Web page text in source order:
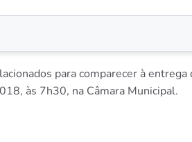
para comparecer à entrega
às 7h30, na Câmara Municipal.